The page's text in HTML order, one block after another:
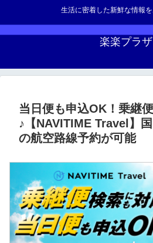
生活に密着した新鮮な情報を
楽楽プラザ
当日便も申込OK！乗継
♪【NAVITIME Travel】
の航空路線予約が可能